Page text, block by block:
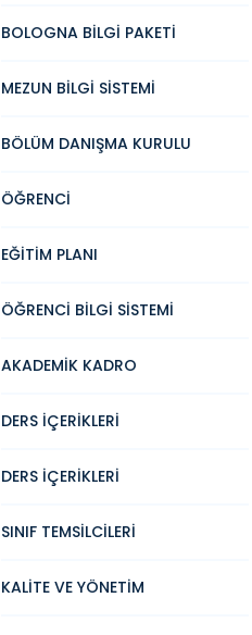
BOLOGNA BİLGİ PAKETİ
MEZUN BİLGİ SİSTEMİ
BÖLÜM DANIŞMA KURULU
ÖĞRENCİ
EĞİTİM PLANI
ÖĞRENCİ BİLGİ SİSTEMİ
AKADEMİK KADRO
DERS İÇERİKLERİ
DERS İÇERİKLERİ
SINIF TEMSİLCİLERİ
KALİTE VE YÖNETİM